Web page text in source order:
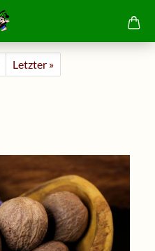
Letzter »